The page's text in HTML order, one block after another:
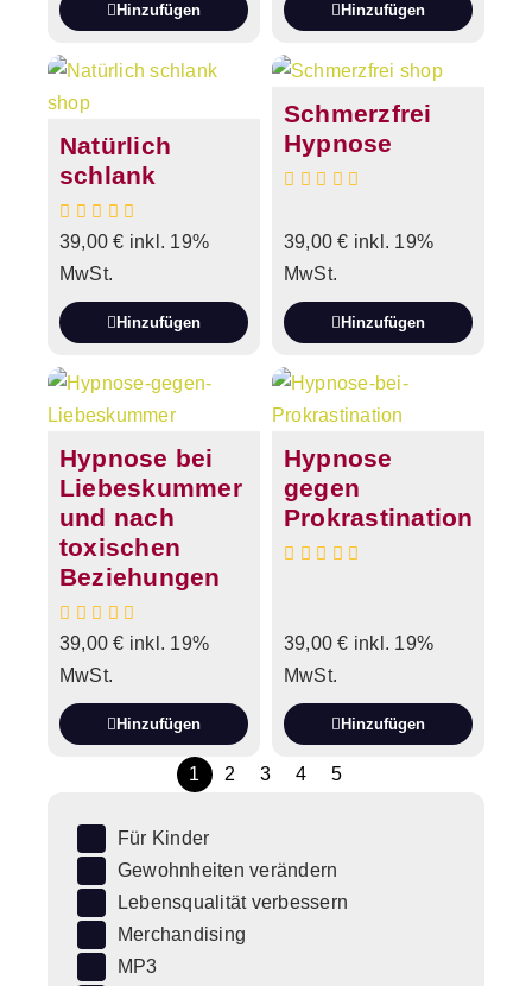
Hinzufügen Hinzufügen
Natürlich
schlank
39,00€ inkl. 19%
MwSt.
Hinzufügen
Schmerzfrei
Hypnose
39,00€ inkl. 19%
MwSt.
Hinzufügen
Hypnose bei
Liebeskummer
und nach
toxischen
Beziehungen
39,00€ inkl. 19%
MwSt.
Hinzufügen
Hypnose
gegen
Prokrastination
39,00€ inkl. 19%
MwSt.
Hinzufügen
1 2 3 4 5
Für Kinder
Gewohnheiten verändern
Lebensqualität verbessern
Merchandising
MP3